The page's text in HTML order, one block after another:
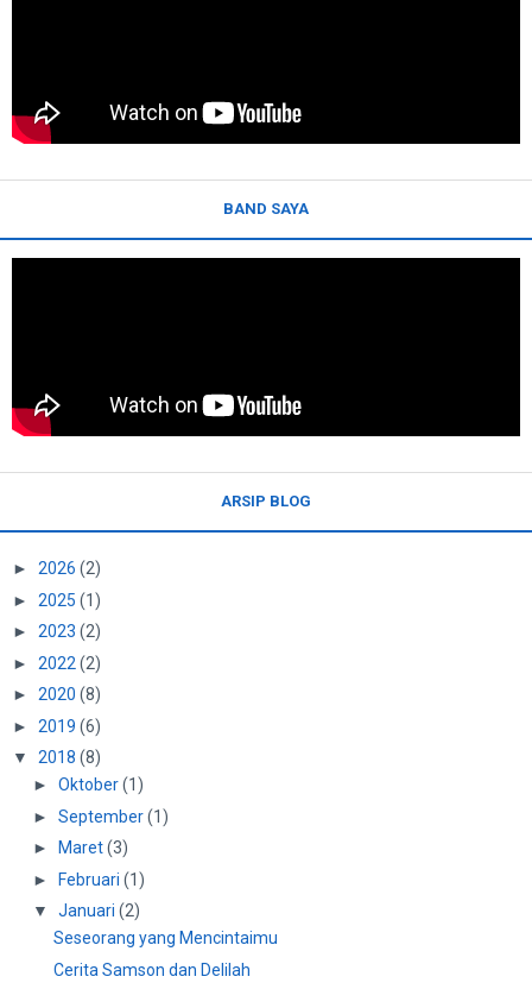
BAND SAYA
ARSIP BLOG
► 2026 (2)
► 2025 (1)
► 2023 (2)
► 2022 (2)
► 2020 (8)
► 2019 (6)
▼
2018 (8)
► Oktober (1)
► September (1)
►
Maret (3)
► Februari (1)
▼
Januari (2)
Seseorang yang Mencintaimu
Cerita Samson dan Delilah